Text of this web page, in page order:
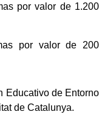
por valor de 1.200
por valor de 200
Educativo de Entorno
de Catalunya.